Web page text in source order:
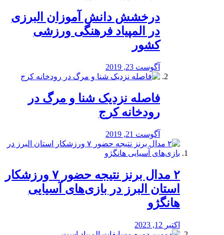
درخشش دانش آموزان البرزی
در المپیاد فرهنگی ورزشی
کشور
آگوست 23, 2019
️فاصله نزدیک شنا و مرگ در
رودخانه کرج
آگوست 21, 2019
۲ مدال برنز نتیجه حضور ۷ ورزشکار
استان البرز در بازی‌های آسیایی
هانگژو
اکتبر 12, 2023